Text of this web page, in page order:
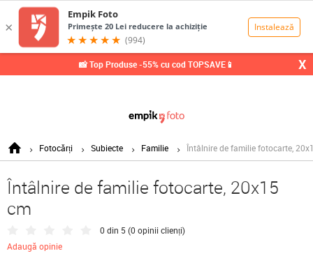
📸 Top Produse -55% cu cod TOPSAVE📱 X
Fotocărți Subiecte Familie Întâlnire de familie fotocarte,
Întâlnire de familie fotocarte, 20x15
cm
0 din 5 (0 opinii clienți)
Adaugă opinie